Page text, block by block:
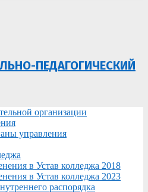
ПЕДАГОГИЧЕСКИЙ
организации
управления
в Устав колледжа 2018
в Устав колледжа 2023
распорядка